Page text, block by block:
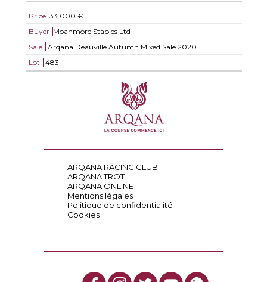
Price 33.000 €
Buyer Moanmore Stables Ltd
Sale
Arqana Deauville Autumn Mixed Sale 2020
Lot
483
ARQANA RACING CLUB
ARQANA TROT
ARQANA ONLINE
Mentions légales
Politique de confidentialité
Cookies